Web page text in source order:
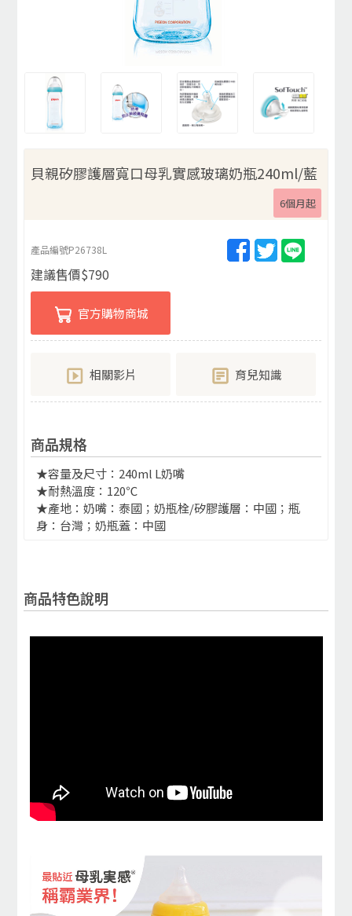
貝親矽膠護層寬口母乳實感玻璃奶瓶240ml/藍
6個月起
產品編號P26738L
建議售價$790
官方購物商城
相關影片 育兒知識
商品規格
★容量及尺寸：240ml L奶嘴
★耐熱溫度：120℃
★產地：奶嘴：泰國；奶瓶栓/矽膠護層：中國；瓶
身：台灣；奶瓶蓋：中國
商品特色說明